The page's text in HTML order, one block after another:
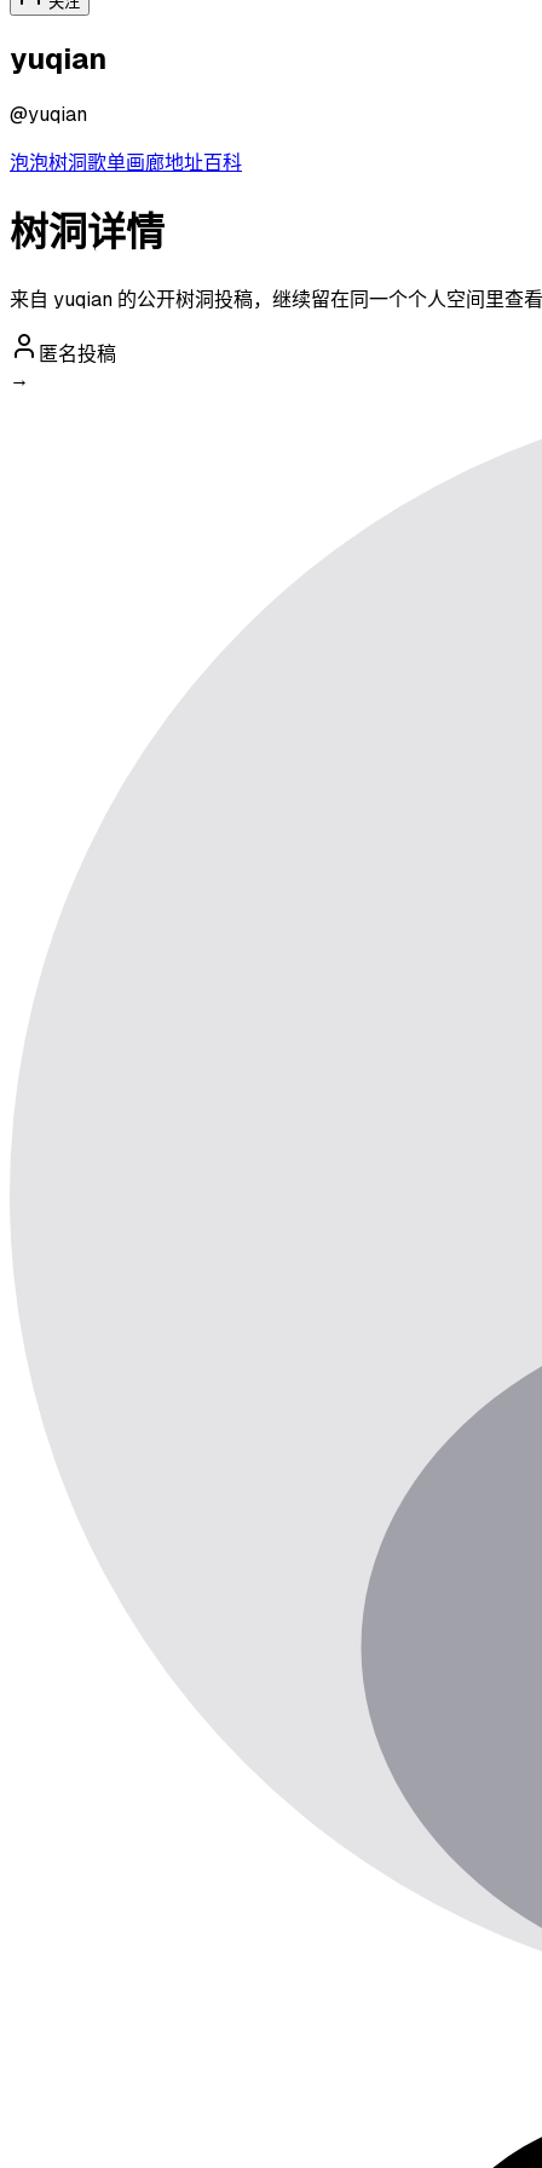
yuqian
@yuqian
泡泡树洞歌单画廊地址百科
树洞详情
来自 yuqian 的公开树洞投稿，继续留在同一个个人空间里查
匿名投稿
→